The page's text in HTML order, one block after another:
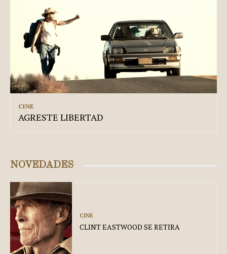
CINE
AGRESTE LIBERTAD
NOVEDADES
CINE
CLINT EASTWOOD SE RETIRA